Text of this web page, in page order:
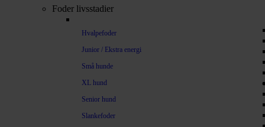
Foder livsstadier
Hvalpefoder
Junior / Ekstra energi
Små hunde
XL hund
Senior hund
Slankefoder